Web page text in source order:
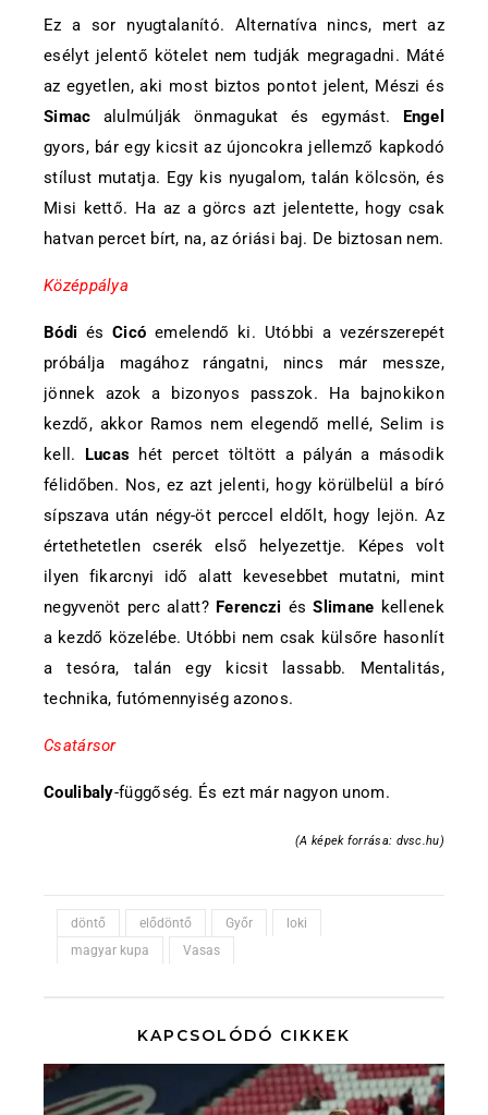
Ez a sor nyugtalanító. Alternatíva nincs, mert az
esélyt jelentő kötelet nem tudják megragadni. Máté
az egyetlen, aki most biztos pontot jelent, Mészi és
Simac alulmúlják önmagukat és egymást. Engel
gyors, bár egy kicsit az újoncokra jellemző kapkodó
stílust mutatja. Egy kis nyugalom, talán kölcsön, és
Misi kettő. Ha az a görcs azt jelentette, hogy csak
hatvan percet bírt, na, az óriási baj. De biztosan nem.
Középpálya
Bódi ésCicó emelendő ki. Utóbbi a vezérszerepét
próbálja magához rángatni, nincs már messze,
jönnek azok a bizonyos passzok. Ha bajnokikon
kezdő, akkor Ramos nem elegendő mellé, Selim is
kell. Lucas hét percet töltött a pályán a második
félidőben. Nos, ez azt jelenti, hogy körülbelül a bíró
sípszava után négy-öt perccel eldőlt, hogy lejön. Az
értethetetlen cserék első helyezettje. Képes volt
ilyen fikarcnyi idő alatt kevesebbet mutatni, mint
negyvenöt perc alatt? Ferenczi ésSlimane kellenek
a kezdő közelébe. Utóbbi nem csak külsőre hasonlít
a tesóra, talán egy kicsit lassabb. Mentalitás,
technika, futómennyiség azonos.
Csatársor
Coulibaly-függőség. És ezt már nagyon unom.
(A képek forrása: dvsc.hu)
döntő elődöntő Győr
loki
magyar kupa
Vasas
KAPCSOLÓDÓ CIKKEK